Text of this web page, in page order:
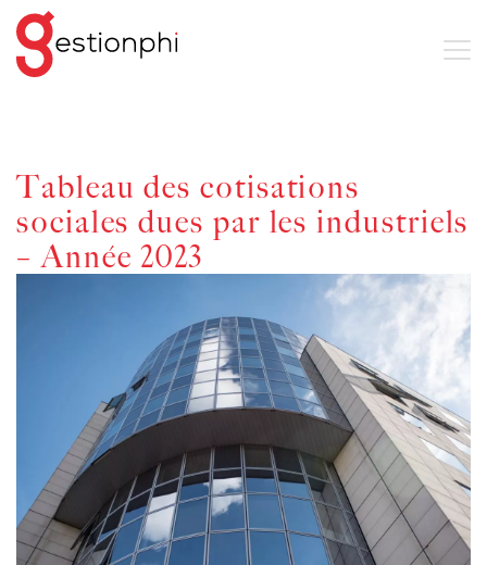
Tableau des cotisations
sociales dues par les industriels
– Année 2023